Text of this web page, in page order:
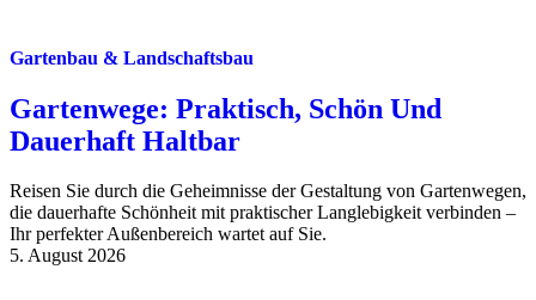
Gartenbau & Landschaftsbau
Gartenwege: Praktisch, Schön Und
Dauerhaft Haltbar
Reisen Sie durch die Geheimnisse der Gestaltung von Gartenwegen,
die dauerhafte Schönheit mit praktischer Langlebigkeit verbinden –
Ihr perfekter Außenbereich wartet auf Sie.
5. August 2026